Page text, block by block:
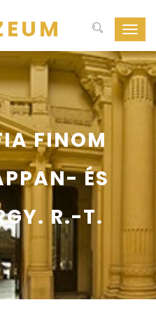
ki-
be
FINOM
ÉS
R.-T.